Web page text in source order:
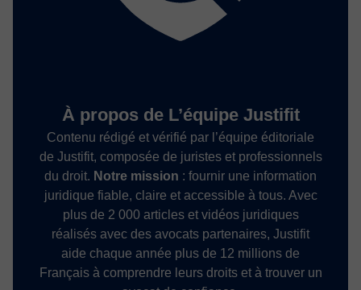
À propos de L’équipe Justifit
Contenu rédigé et vérifié par l’équipe éditoriale
de Justifit, composée de juristes et professionnels
du droit. Notre mission : fournir une information
juridique fiable, claire et accessible à tous. Avec
plus de 2 000 articles et vidéos juridiques
réalisés avec des avocats partenaires, Justifit
aide chaque année plus de 12 millions de
Français à comprendre leurs droits et à trouver un